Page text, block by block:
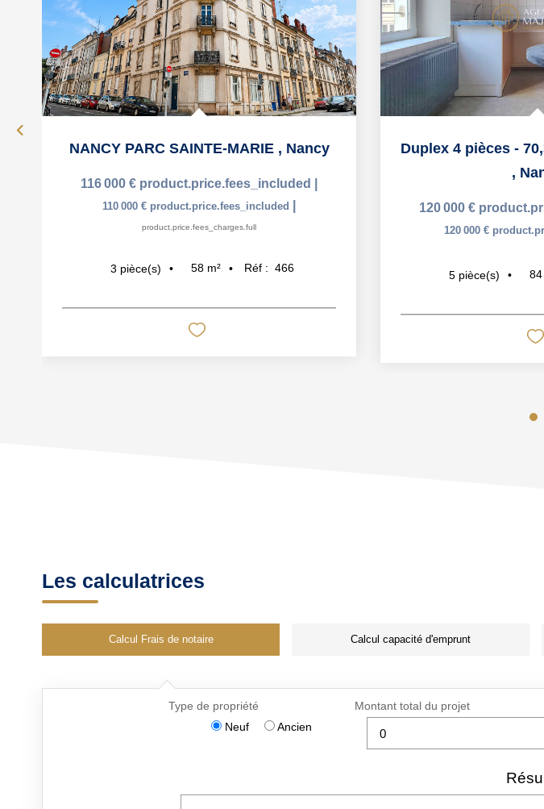
NANCY PARC SAINTE-MARIE , Nancy
116 000 € product.price.fees_included
110 000 € product.price.fees_included
product.price.fees_charges.full
3 pièce(s) 58 m² Réf : 466
,
120 000 €
120 000 €
5 pièce(s) 84
Les calculatrices
Calcul Frais de notaire Calcul capacité d'emprunt